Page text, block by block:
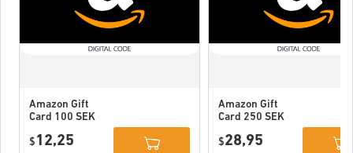
Amazon Gift
Card 100 SEK
$ 12,25
Amazon Gift
Card 250 SEK
$28,95